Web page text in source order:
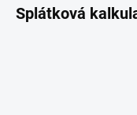
Splátková